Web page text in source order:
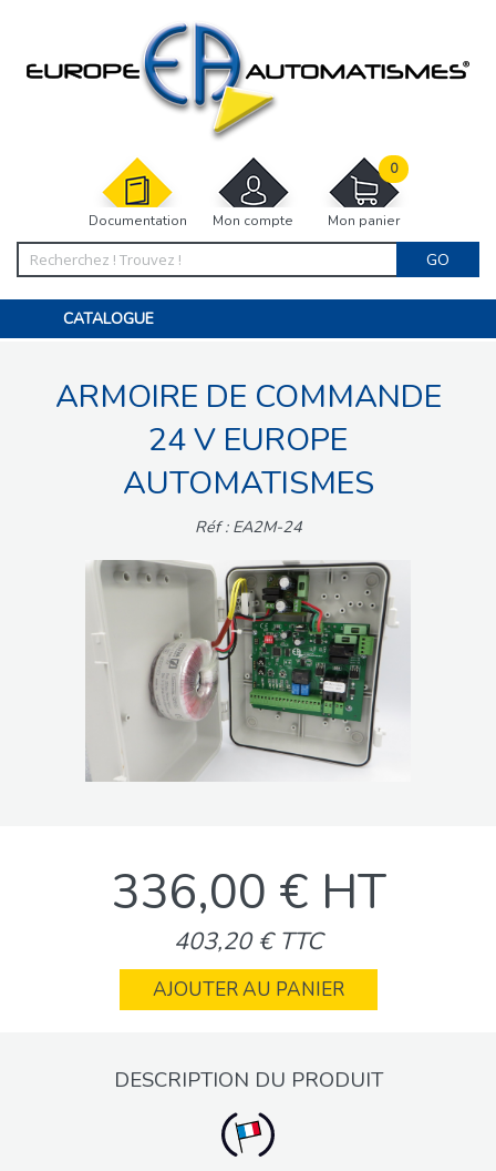
Documentation Mon compte Mon panier
0
GO
CATALOGUE
MOTORISATIONS
ACCESSOIRES ET ELECTRONIQUES
INTERPHONES VISIOPHONES
ARMOIRE DE COMMANDE
24 V EUROPE
AUTOMATISMES
Réf : EA2M-24
336,00 € HT
403,20 € TTC
AJOUTER AU PANIER
DESCRIPTION DU PRODUIT